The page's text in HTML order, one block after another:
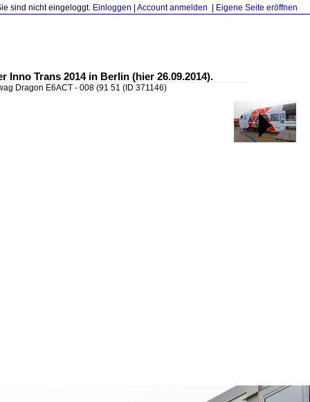
sind nicht eingeloggt. Einloggen Account anmelden Eigene Seite eröffnen
Inno Trans 2014 in Berlin (hier 26.09.2014).
Dragon E6ACT - 008 (91 51 (ID 371146)